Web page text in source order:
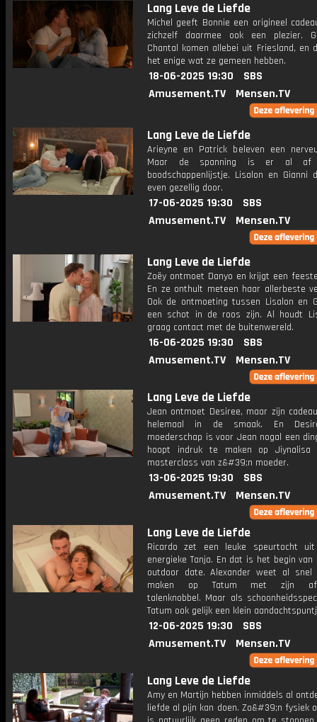
Lang Leve de Liefde
Michel geeft Bonnie een origineel
zichzelf daarmee ook een plezier.
Chantal komen allebei uit Friesland, en
het enige wat ze gemeen hebben.
18-06-2025 19:30
SBS
Amusement.TV
Mensen.TV
Lang Leve de Liefde
Arieyne en Patrick beleven een
Maar de spanning is er al
boodschappenlijstje. Lisalon en Gianni
even gezellig door.
17-06-2025 19:30
SBS
Amusement.TV
Mensen.TV
Lang Leve de Liefde
Zoëy ontmoet Danyo en krijgt een
En ze onthult meteen haar allerbeste
Ook de ontmoeting tussen Lisalon en
een schot in de roos zijn. Al houdt
graag contact met de buitenwereld.
16-06-2025 19:30
SBS
Amusement.TV
Mensen.TV
Lang Leve de Liefde
Jean ontmoet Desiree, maar zijn
helemaal in de smaak. En
moederschap is voor Jean nogal een
hoopt indruk te maken op Jiynalisa
masterclass van z&#39;n moeder.
13-06-2025 19:30
SBS
Amusement.TV
Mensen.TV
Lang Leve de Liefde
Ricardo zet een leuke speurtocht
energieke Tanja. En dat is het begin van
outdoor date. Alexander weet al snel
maken op Tatum met zijn
talenknobbel. Maar als
Tatum ook gelijk een klein
12-06-2025 19:30
SBS
Amusement.TV
Mensen.TV
Lang Leve de Liefde
Amy en Martijn hebben inmiddels al
liefde al pijn kan doen. Zo&#39;n fysiek